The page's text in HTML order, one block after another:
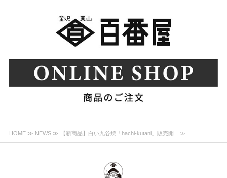
HOME≫ NEWS≫ 【新商品】白い九谷焼「hachi-kutani」販売開... ≫